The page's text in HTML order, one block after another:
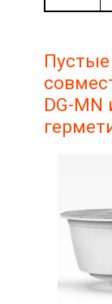
DG-MN